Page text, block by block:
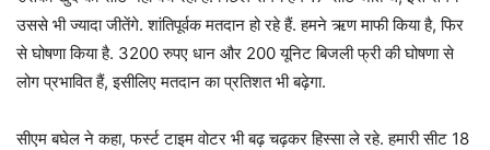
उससे भी ज्यादा जीतेंगे. शांतिपूर्वक मतदान हो रहे हैं. हमने ऋण माफी किया है, फिर
से घोषणा किया है. 3200 रुपए धान और 200 यूनिट बिजली फ्री की घोषणा से
लोग प्रभावित हैं, इसीलिए मतदान का प्रतिशत भी बढ़ेगा.
सीएम बघेल ने कहा, फर्स्ट टाइम वोटर भी बढ़ चढ़कर हिस्सा ले रहे. हमारी सीट 18